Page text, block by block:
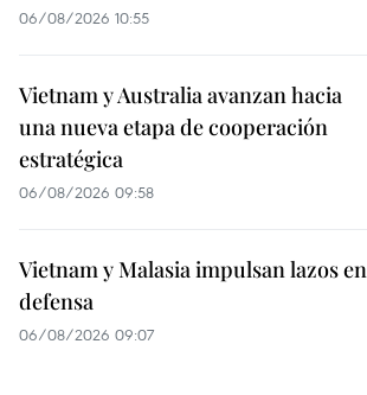
06/08/2026 10:55
Vietnam y Australia avanzan hacia
una nueva etapa de cooperación
estratégica
06/08/2026 09:58
Vietnam y Malasia impulsan lazos en
defensa
06/08/2026 09:07